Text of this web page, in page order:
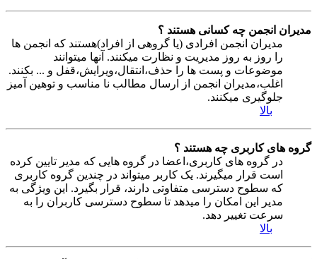
مدیران انجمن چه کسانی هستند ؟
مدیران انجمن افرادی (یا گروهی از افراد)هستند که انجمن ها
را روز به روز مدیریت و نظارت میکنند. آنها میتوانند
موضوعات و پست ها را حذف،انتقال،ویرایش،قفل و ... بکنند.
اغلب،مدیران انجمن از ارسال مطالب نا مناسب و توهین آمیز
جلوگیری میکنند.
بالا
گروه های کاربری چه هستند ؟
در گروه های کاربری،اعضا در گروه هایی که مدیر تایین کرده
است قرار میگیرند. یک کاربر میتواند در چندین گروه کاربری
که سطوح دسترسی متفاوتی دارند، قرار بگیرد. این ویژگی به
مدیر این امکان را میدهد تا سطوح دسترسی کاربران را به
سرعت تغییر دهد.
بالا